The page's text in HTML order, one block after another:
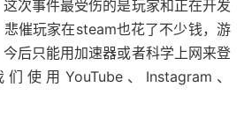
次事件最受伤的是玩家和正在开发
催玩家在steam也花了不少钱，游
后只能用加速器或者科学上网来登
使用YouTube、Instagram、